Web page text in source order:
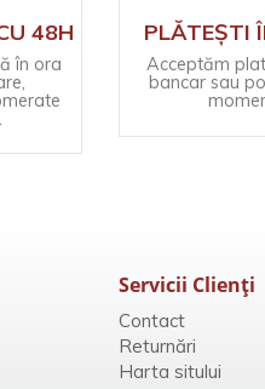
48H
în ora
PLĂTEȘTI
Acceptăm
bancar sau
Servicii Clienţi
Contact
Returnări
Harta sitului